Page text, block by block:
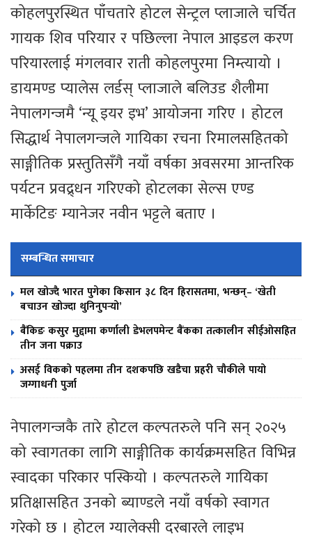
कोहलपुरस्थित पाँचतारे होटल सेन्ट्रल प्लाजाले चर्चित
गायक शिव परियार र पछिल्ला नेपाल आइडल करण
परियारलाई मंगलवार राती कोहलपुरमा निम्त्यायो ।
डायमण्ड प्यालेस लर्डस् प्लाजाले बलिउड शैलीमा
नेपालगन्जमै ‘न्यू इयर इभ’ आयोजना गरिए । होटल
सिद्धार्थ नेपालगन्जले गायिका रचना रिमालसहितको
साङ्गीतिक प्रस्तुतिसँगै नयाँ वर्षका अवसरमा आन्तरिक
पर्यटन प्रवद्र्धन गरिएको होटलका सेल्स एण्ड
मार्केटिङ म्यानेजर नवीन भट्टले बताए ।
सम्बन्धित समाचार
मल खोज्दै भारत पुगेका किसान ३८ दिन हिरासतमा, भन्छन्– ‘खेती
बचाउन खोज्दा थुनिनुपर्‍यो’
बैंकिङ कसुर मुद्दामा कर्णाली डेभलपमेन्ट बैंकका तत्कालीन सीईओसहित
तीन जना पक्राउ
असई विकको पहलमा तीन दशकपछि खडैचा प्रहरी चौकीले पायो
जग्गाधनी पुर्जा
नेपालगन्जकै तारे होटल कल्पतरुले पनि सन् २०२५
को स्वागतका लागि साङ्गीतिक कार्यक्रमसहित विभिन्न
स्वादका परिकार पस्कियो । कल्पतरुले गायिका
प्रतिक्षासहित उनको ब्याण्डले नयाँ वर्षको स्वागत
गरेको छ । होटल ग्यालेक्सी दरबारले लाइभ